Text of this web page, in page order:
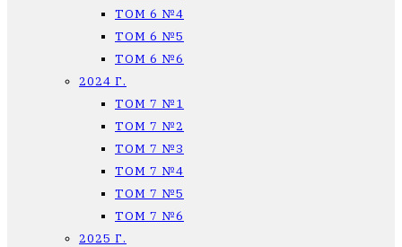
ТОМ 6 №4
ТОМ 6 №5
ТОМ 6 №6
2024 Г.
ТОМ 7 №1
ТОМ 7 №2
ТОМ 7 №3
ТОМ 7 №4
ТОМ 7 №5
ТОМ 7 №6
2025 Г.